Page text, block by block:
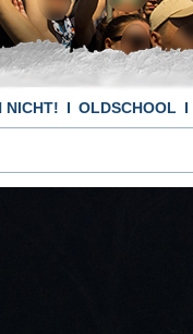
NICHT! OLDSCHOOL